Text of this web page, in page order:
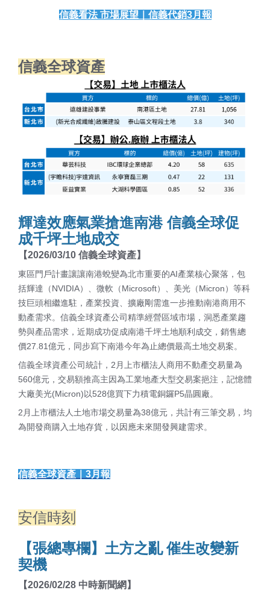
信義看法 市場展望｜信義代銷3月報
信義全球資產
輝達效應氣業搶進南港 信義全球促
成千坪土地成交
【2026/03/10 信義全球資產】
東區門戶計畫讓讓南港蛻變為北市重要的AI產業核心聚落，包
括輝達（NVIDIA）、微軟（Microsoft）、美光（Micron）等科
技巨頭相繼進駐，產業投資、擴廠剛需進一步推動南港商用不
動產需求。信義全球資產公司精準經營區域市場，洞悉產業趨
勢與產品需求，近期成功促成南港千坪土地順利成交，銷售總
價27.81億元，同步寫下南港今年為止總價最高土地交易案。
信義全球資產公司統計，2月上市櫃法人商用不動產交易量為
560億元，交易額推高主因為工業地產大型交易案挹注，記憶體
大廠美光(Micron)以528億買下力積電銅鑼P5晶圓廠。
2月上市櫃法人土地市場交易量為38億元，共計有三筆交易，均
為開發商購入土地存貨，以因應未來開發興建需求。
信義全球資產｜3月報
安信時刻
【張總專欄】土方之亂 催生改變新
契機
【2026/02/28 中時新聞網】